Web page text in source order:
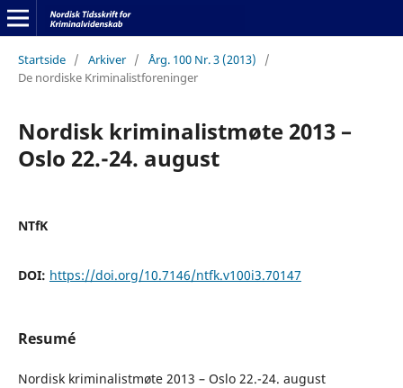
Startside / Arkiver / Årg. 100 Nr. 3 (2013)
/
De nordiske Kriminalistforeninger
Nordisk kriminalistmøte 2013 –
Oslo 22.-24. august
NTfK
DOI: https://doi.org/10.7146/ntfk.v100i3.70147
Resumé
Nordisk kriminalistmøte 2013 – Oslo 22.-24. august